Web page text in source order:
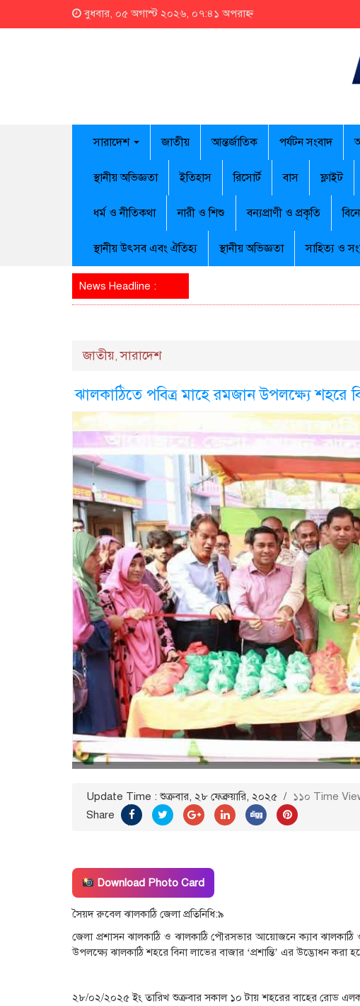
বুধবার, ০৫ অগাস্ট ২০২৬, ০৭:৪১ অপরাহ্ন
সারাদেশ জাতীয় আন্তর্জাতিক পর্যটন সংবাদ
স্থানীয় অভিজ্ঞতা ইতিহাস রিসোর্ট বাস ফ্লাইট
ধর্ম ও নীতিকথা নারী ও শিশু বন্যপ্রাণী ও প্রকৃতি
স্থানীয় উৎসব এবং ঐতিহ্য স্থানীয় অভিজ্ঞতা সাহিত্য ও
News Headline :
জাতীয়,সারাদেশ
ঝালকাঠিতে পবিত্র মাহে রমজান উপলক্ষ্যে শহরে
Update Time : শুক্রবার, ২৮ ফেব্রুয়ারি, ২০২৫ / ১১০ Time
Share
Download Photo Card
সৈয়দ রুবেল ঝালকাঠি জেলা প্রতিনিধি:৯
জেলা প্রশাসন ঝালকাঠি ও ঝালকাঠি পৌরসভার আয়োজনে ক্যাব ঝালকাঠি
উপলক্ষ্যে ঝালকাঠি শহরে বিনা লাভের বাজার ‘প্রশান্তি’ এর উদ্ভোধন করা
২৮/০২/২০২৫ ইং তারিখ শুক্রবার সকাল ১০ টায় শহরের বাহের রোড